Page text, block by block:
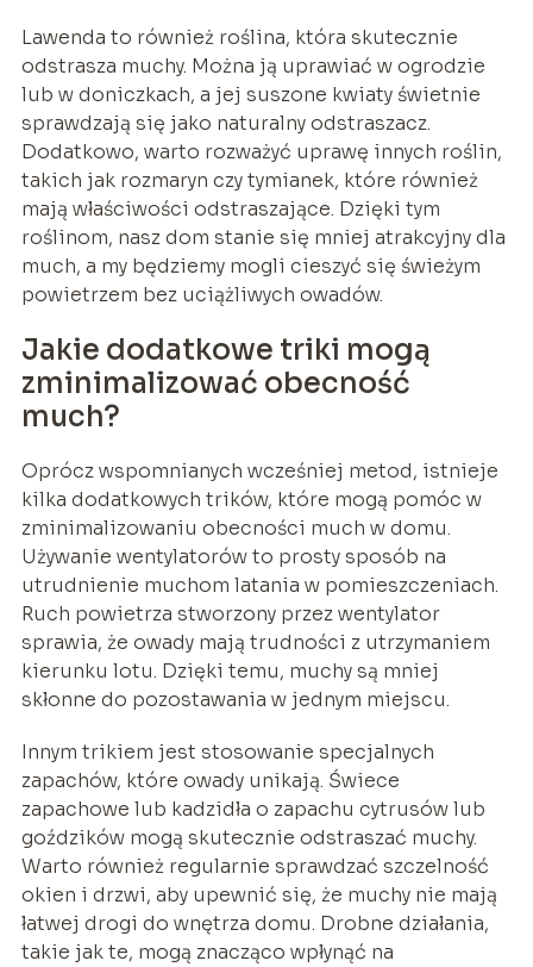
Lawenda to również roślina, która skutecznie
odstrasza muchy. Można ją uprawiać w ogrodzie
lub w doniczkach, a jej suszone kwiaty świetnie
sprawdzają się jako naturalny odstraszacz.
Dodatkowo, warto rozważyć uprawę innych roślin,
takich jak rozmaryn czy tymianek, które również
mają właściwości odstraszające. Dzięki tym
roślinom, nasz dom stanie się mniej atrakcyjny dla
much, a my będziemy mogli cieszyć się świeżym
powietrzem bez uciążliwych owadów.
Jakie dodatkowe triki mogą
zminimalizować obecność
much?
Oprócz wspomnianych wcześniej metod, istnieje
kilka dodatkowych trików, które mogą pomóc w
zminimalizowaniu obecności much w domu.
Używanie wentylatorów to prosty sposób na
utrudnienie muchom latania w pomieszczeniach.
Ruch powietrza stworzony przez wentylator
sprawia, że owady mają trudności z utrzymaniem
kierunku lotu. Dzięki temu, muchy są mniej
skłonne do pozostawania w jednym miejscu.
Innym trikiem jest stosowanie specjalnych
zapachów, które owady unikają. Świece
zapachowe lub kadzidła o zapachu cytrusów lub
goździków mogą skutecznie odstraszać muchy.
Warto również regularnie sprawdzać szczelność
okien i drzwi, aby upewnić się, że muchy nie mają
łatwej drogi do wnętrza domu. Drobne działania,
takie jak te, mogą znacząco wpłynąć na